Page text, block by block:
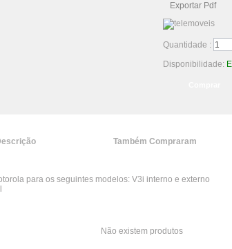
Exportar Pdf
Quantidade :
Disponibilidade:
Também Compraram
para os seguintes modelos: V3i interno e externo
Não existem produtos